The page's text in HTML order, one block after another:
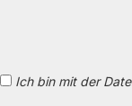
Ich bin mit der